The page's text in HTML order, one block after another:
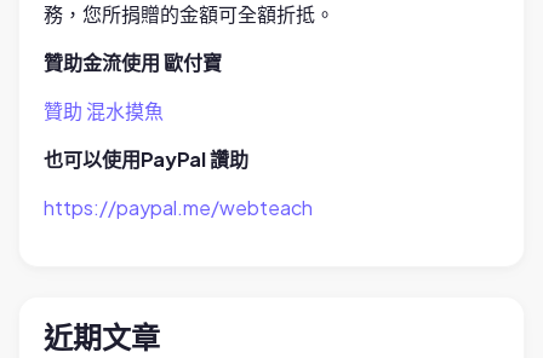
務，您所捐贈的金額可全額折抵。
贊助金流使用 歐付寶
贊助 混水摸魚
也可以使用PayPal 讚助
https://paypal.me/webteach
近期文章